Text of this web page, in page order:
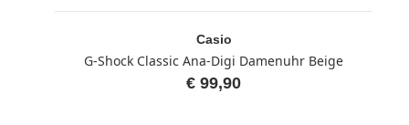
Casio
G-Shock Classic Ana-Digi Damenuhr Beige
€ 99,90